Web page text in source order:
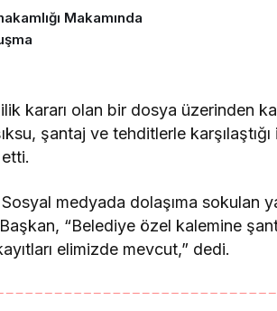
Makamında
kararı olan bir dosya üzerinden
şantaj ve tehditlerle
Sosyal medyada dolaşıma sokulan
“Belediye özel kalemine
elimizde mevcut,” dedi.